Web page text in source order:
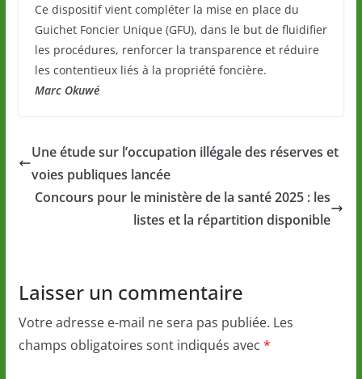
Ce dispositif vient compléter la mise en place du
Guichet Foncier Unique (GFU), dans le but de fluidifier
les procédures, renforcer la transparence et réduire
les contentieux liés à la propriété foncière.
Marc Okuwé
Une étude sur l’occupation illégale des réserves et
voies publiques lancée
Concours pour le ministère de la santé 2025 : les
listes et la répartition disponible
Laisser un commentaire
Votre adresse e-mail ne sera pas publiée. Les
champs obligatoires sont indiqués avec *